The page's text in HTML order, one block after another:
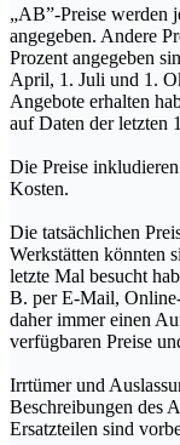
„AB”-Preise werden
angegeben. Andere
Prozent angegeben
April, 1. Juli und 1.
Angebote erhalten
auf Daten der letzten
Die Preise
Kosten.
Die tatsächlichen
Werkstätten könnten
letzte Mal besucht
B. per E-Mail,
daher immer einen
verfügbaren Preise
Irrtümer und
Beschreibungen des
Ersatzteilen sind